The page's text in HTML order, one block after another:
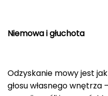
Niemowa i głuchota
Odzyskanie mowy jest
głosu własnego wnętrza